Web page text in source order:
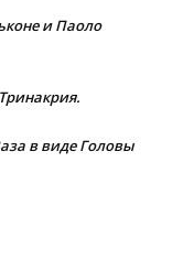
и Паоло
в виде Головы